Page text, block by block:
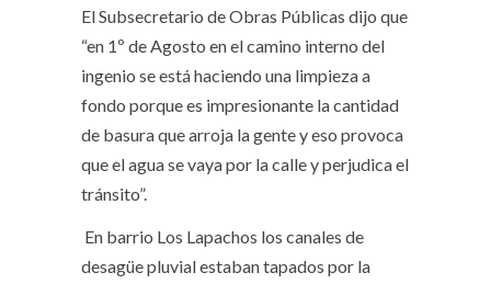
El Subsecretario de Obras Públicas dijo que
“en 1º de Agosto en el camino interno del
ingenio se está haciendo una limpieza a
fondo porque es impresionante la cantidad
de basura que arroja la gente y eso provoca
que el agua se vaya por la calle y perjudica el
tránsito”.
En barrio Los Lapachos los canales de
desagüe pluvial estaban tapados por la